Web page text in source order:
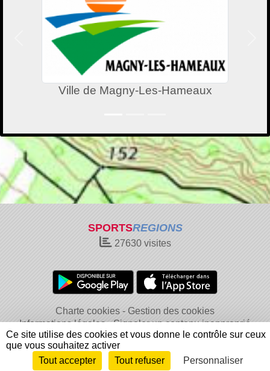
Ville de Magny-Les-Hameaux
Précedent
SPORTSREGIONS
27630visites
Charte cookies
Gestion des cookies
Informations légales
Signaler un contenu inapproprié
Envie de participer ? Connexion
Ce site utilise des cookies et vous donne le contrôle sur ceux
que vous souhaitez activer
Tout accepter
Tout refuser Personnaliser